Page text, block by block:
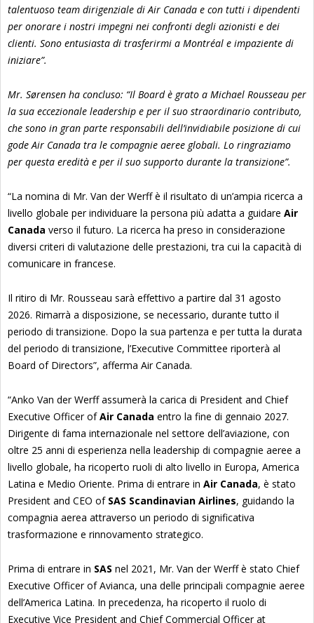
talentuoso team dirigenziale di Air Canada e con tutti i dipendenti
per onorare i nostri impegni nei confronti degli azionisti e dei
clienti. Sono entusiasta di trasferirmi a Montréal e impaziente di
iniziare”.
Mr. Sørensen ha concluso: “Il Board è grato a Michael Rousseau per
la sua eccezionale leadership e per il suo straordinario contributo,
che sono in gran parte responsabili dell’invidiabile posizione di cui
gode Air Canada tra le compagnie aeree globali. Lo ringraziamo
per questa eredità e per il suo supporto durante la transizione”.
“La nomina di Mr. Van der Werff è il risultato di un’ampia ricerca a
livello globale per individuare la persona più adatta a guidare Air
Canada verso il futuro. La ricerca ha preso in considerazione
diversi criteri di valutazione delle prestazioni, tra cui la capacità di
comunicare in francese.
Il ritiro di Mr. Rousseau sarà effettivo a partire dal 31 agosto
2026. Rimarrà a disposizione, se necessario, durante tutto il
periodo di transizione. Dopo la sua partenza e per tutta la durata
del periodo di transizione, l’Executive Committee riporterà al
Board of Directors”, afferma Air Canada.
“Anko Van der Werff assumerà la carica di President and Chief
Executive Officer ofAir Canada entro la fine di gennaio 2027.
Dirigente di fama internazionale nel settore dell’aviazione, con
oltre 25 anni di esperienza nella leadership di compagnie aeree a
livello globale, ha ricoperto ruoli di alto livello in Europa, America
Latina e Medio Oriente. Prima di entrare in Air Canada, è stato
President and CEO of SAS Scandinavian Airlines, guidando la
compagnia aerea attraverso un periodo di significativa
trasformazione e rinnovamento strategico.
Prima di entrare in SAS nel 2021, Mr. Van der Werff è stato Chief
Executive Officer of Avianca, una delle principali compagnie aeree
dell’America Latina. In precedenza, ha ricoperto il ruolo di
Executive Vice President and Chief Commercial Officer at